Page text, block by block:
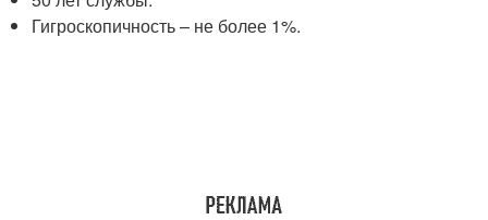
Гигроскопичность – не более 1%.